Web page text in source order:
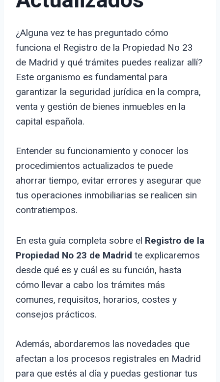
¿Alguna vez te has preguntado cómo
funciona el Registro de la Propiedad No 23
de Madrid y qué trámites puedes realizar allí?
Este organismo es fundamental para
garantizar la seguridad jurídica en la compra,
venta y gestión de bienes inmuebles en la
capital española.
Entender su funcionamiento y conocer los
procedimientos actualizados te puede
ahorrar tiempo, evitar errores y asegurar que
tus operaciones inmobiliarias se realicen sin
contratiempos.
En esta guía completa sobre el Registro de la
Propiedad No 23 de Madrid te explicaremos
desde qué es y cuál es su función, hasta
cómo llevar a cabo los trámites más
comunes, requisitos, horarios, costes y
consejos prácticos.
Además, abordaremos las novedades que
afectan a los procesos registrales en Madrid
para que estés al día y puedas gestionar tus